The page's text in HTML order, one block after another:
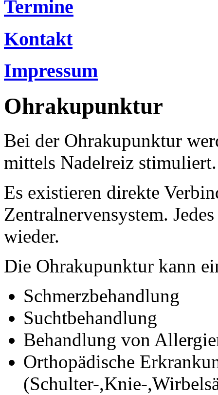
Termine
Kontakt
Impressum
Ohrakupunktur
Bei der Ohrakupunktur
mittels Nadelreiz stimuliert.
Es existieren direkte
Zentralnervensystem.
wieder.
Die Ohrakupunktur kann
Schmerzbehandlung
Suchtbehandlung
Behandlung von
Orthopädische
(Schulter-,Knie-